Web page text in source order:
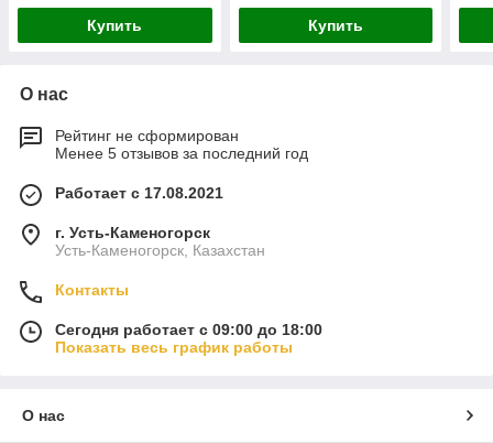
Купить Купить
О нас
Рейтинг не сформирован
Менее 5 отзывов за последний год
Работает с 17.08.2021
г. Усть-Каменогорск
Усть-Каменогорск, Казахстан
Контакты
Сегодня работает с 09:00 до 18:00
Показать весь график работы
О нас